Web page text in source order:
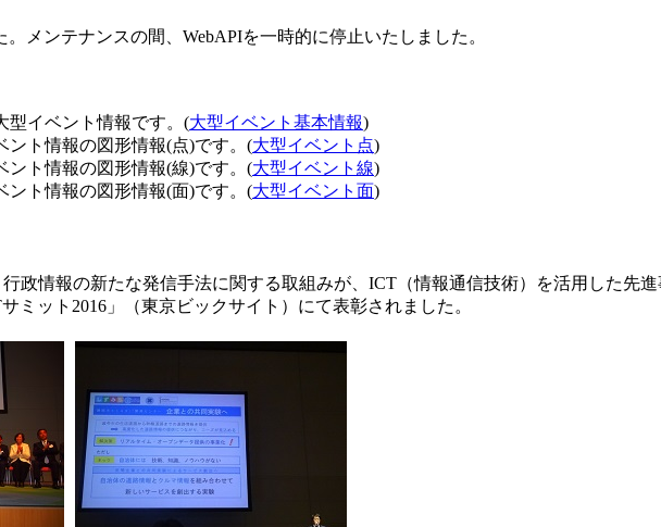
メンテナンスの間、WebAPIを一時的に停止いたしました。
型イベント情報です。(大型イベント基本情報)
ント情報の図形情報(点)です。(大型イベント点)
ント情報の図形情報(線)です。(大型イベント線)
ント情報の図形情報(面)です。(大型イベント面)
政情報の新たな発信手法に関する取組みが、ICT（情報通信技術）を活用した先
ミット2016」（東京ビックサイト）にて表彰されました。